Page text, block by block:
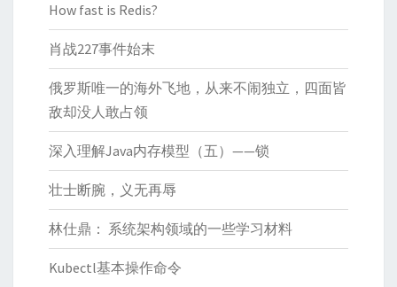
How fast is Redis?
肖战227事件始末
俄罗斯唯一的海外飞地，从来不闹独立，四面皆
敌却没人敢占领
深入理解Java内存模型（五）——锁
壮士断腕，义无再辱
林仕鼎： 系统架构领域的一些学习材料
Kubectl基本操作命令